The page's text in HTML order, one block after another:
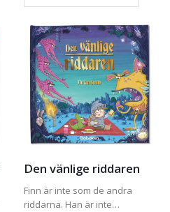
Den vänlige riddaren
Finn är inte som de andra
riddarna. Han är inte